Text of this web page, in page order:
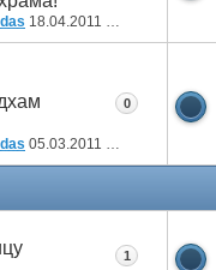
18.04.2011
05.03.2011
0
1